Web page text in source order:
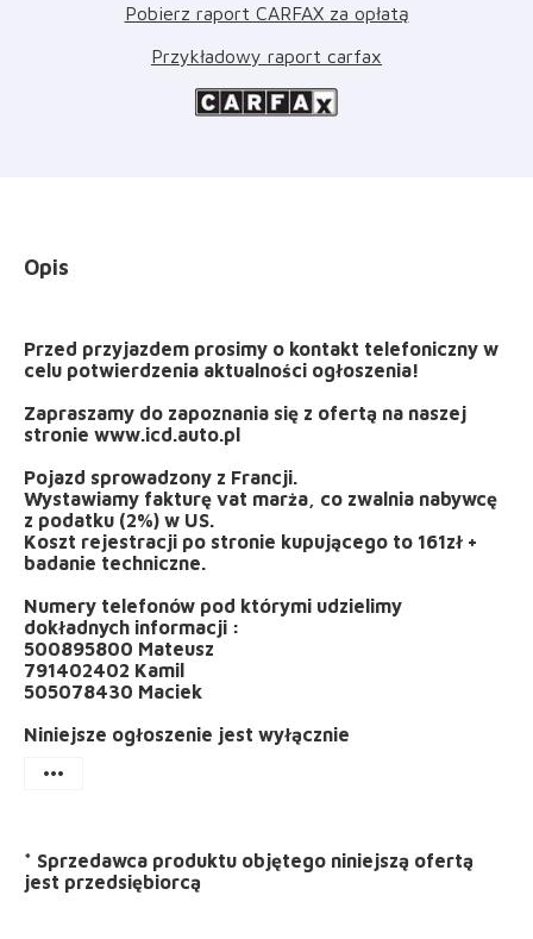
Pobierz raport CARFAX za opłatą
Przykładowy raport carfax
Opis
Przed przyjazdem prosimy o kontakt telefoniczny w
celu potwierdzenia aktualności ogłoszenia!
Zapraszamy do zapoznania się z ofertą na naszej
stronie www.icd.auto.pl
Pojazd sprowadzony z Francji.
Wystawiamy fakturę vat marża, co zwalnia nabywcę
z podatku (2%) w US.
Koszt rejestracji po stronie kupującego to 161zł +
badanie techniczne.
Numery telefonów pod którymi udzielimy
dokładnych informacji :
500895800 Mateusz
791402402 Kamil
505078430 Maciek
Niniejsze ogłoszenie jest wyłącznie
more_horiz
* Sprzedawca produktu objętego niniejszą ofertą
jest przedsiębiorcą